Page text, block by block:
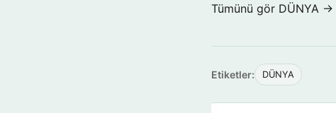
Tümünü gör DÜNYA →
Etiketler: DÜNYA